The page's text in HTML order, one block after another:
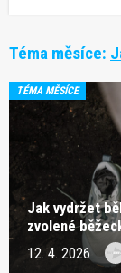
Téma měsíce:
TÉMA MĚSÍCE
Jak vydržet
zvolené
12. 4. 2026